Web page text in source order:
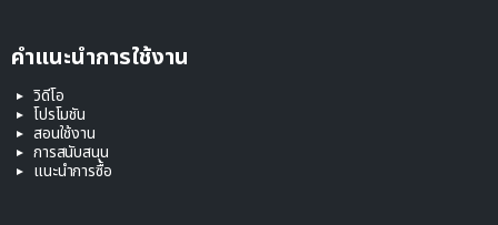
คำแนะนำการใช้งาน
วิดีโอ
โปรโมชัน
สอนใช้งาน
การสนับสนุน
แนะนำการซื้อ